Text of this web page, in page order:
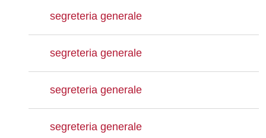
segreteria generale
segreteria generale
segreteria generale
segreteria generale